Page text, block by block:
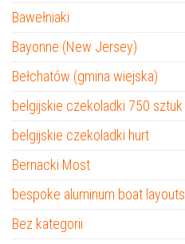
Bawełniaki
Bayonne (New Jersey)
Bełchatów (gmina wiejska)
belgijskie czekoladki 750 sztuk
belgijskie czekoladki hurt
Bernacki Most
bespoke aluminum boat layouts
Bez kategorii